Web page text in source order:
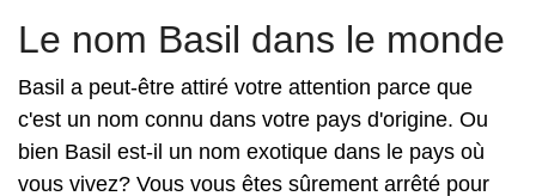
Le nom Basil dans le monde
Basil a peut-être attiré votre attention parce que
c'est un nom connu dans votre pays d'origine. Ou
bien Basil est-il un nom exotique dans le pays où
vous vivez? Vous vous êtes sûrement arrêté pour